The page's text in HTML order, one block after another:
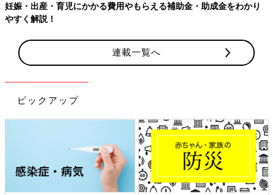
妊娠・出産・育児にかかる費用やもらえる補助金・助成金をわかり
やすく解説！
連載一覧へ
ピックアップ